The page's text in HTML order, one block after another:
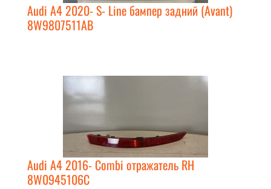
Audi A4 2020- S- Line бампер задний (Avant)
8W9807511AB
Audi A4 2016- Combi отражатель RH
8W0945106C